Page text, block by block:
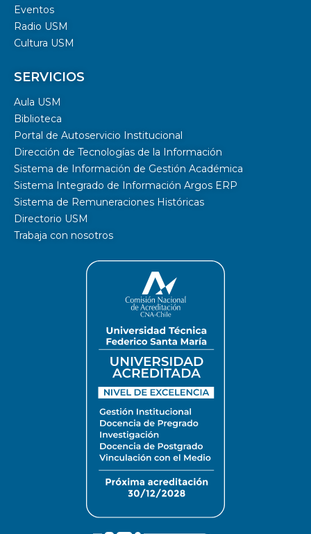
Eventos
Radio USM
Cultura USM
SERVICIOS
Aula USM
Biblioteca
Portal de Autoservicio Institucional
Dirección de Tecnologías de la Información
Sistema de Información de Gestión Académica
Sistema Integrado de Información Argos ERP
Sistema de Remuneraciones Históricas
Directorio USM
Trabaja con nosotros